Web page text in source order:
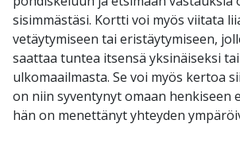
sisimmästäsi. Kortti voi myös viitata
vetäytymiseen tai eristäytymiseen,
saattaa tuntea itsensä yksinäiseksi
ulkomaailmasta. Se voi myös kertoa
on niin syventynyt omaan henkiseen
hän on menettänyt yhteyden